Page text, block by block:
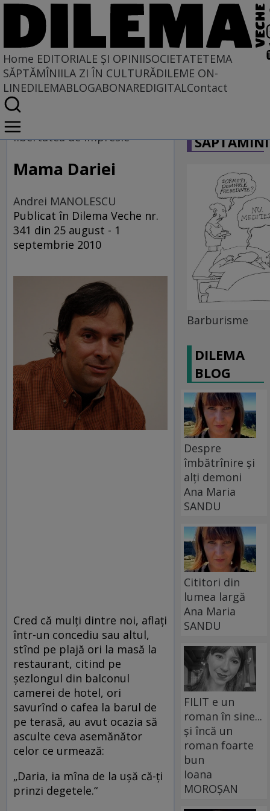
Home EDITORIALE ȘI OPINIISOCIETATETEMA
SĂPTĂMÎNIILA ZI ÎN CULTURĂDILEME ON-
LINEDILEMABLOGABONAREDIGITALContact
Home
EDITORIALE ȘI OPINII
libertatea de impresie
Mama Dariei
Andrei MANOLESCU
Publicat în Dilema Veche nr.
341 din 25 august - 1
septembrie 2010
Cred că mulţi dintre noi, aflaţi
într-un concediu sau altul,
stînd pe plajă ori la masă la
restaurant, citind pe
şezlongul din balconul
camerei de hotel, ori
savurînd o cafea la barul de
pe terasă, au avut ocazia să
asculte ceva asemănător
celor ce urmează:
„Daria, ia mîna de la uşă că-ţi
prinzi degetele.“
Barburisme
DILEMA
BLOG
Despre
îmbătrînire și
alți demoni
Ana Maria
SANDU
Cititori din
lumea largă
Ana Maria
SANDU
FILIT e un
roman în sine...
și încă un
roman foarte
bun
Ioana
MOROȘAN